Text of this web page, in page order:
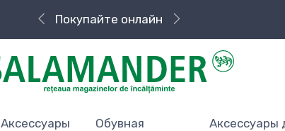
Покупайте онлайн
Быстрая доставка
Аксессуары
Обувная
Аксессуары